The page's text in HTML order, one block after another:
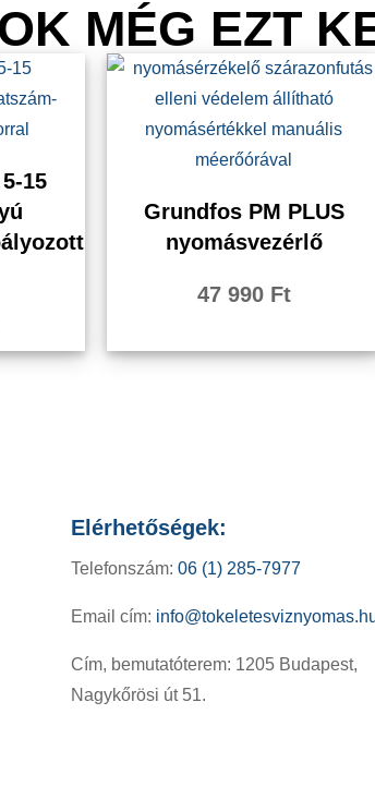
MÉG EZT
15
Grundfos PM PLUS
nyomásvezérlő
47 990 Ft
Elérhetőségek:
Telefonszám: 06 (1) 285-7977
Email cím:
Cím, bemutatóterem: 1205 Budapest,
Nagykőrösi út 51.